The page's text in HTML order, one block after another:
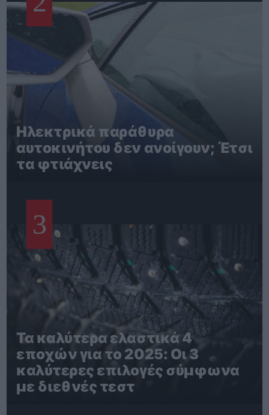
Ηλεκτρικά παράθυρα
αυτοκινήτου δεν ανοίγουν; Έτσι
τα φτιάχνεις
3
Τα καλύτερα ελαστικά 4
εποχών για το 2025: Οι 3
καλύτερες επιλογές σύμφωνα
με διεθνές τεστ